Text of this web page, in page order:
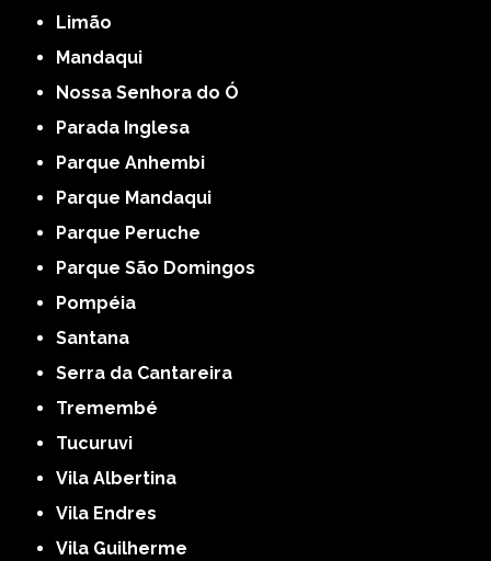
Limão
Mandaqui
Nossa Senhora do Ó
Parada Inglesa
Parque Anhembi
Parque Mandaqui
Parque Peruche
Parque São Domingos
Pompéia
Santana
Serra da Cantareira
Tremembé
Tucuruvi
Vila Albertina
Vila Endres
Vila Guilherme